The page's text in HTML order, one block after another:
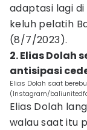
adaptasi lagi
keluh pelatih
(8/7/2023).
2. Elias Dolah
antisipasi
Elias Dolah saat
(Instagram/
Elias Dolah
walau saat itu